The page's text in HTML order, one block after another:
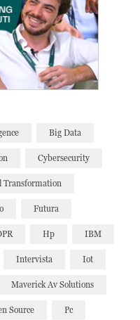
Big Data
Cybersecurity
Transformation
Futura
Hp IBM
Intervista Iot
Maverick Av Solutions
Source Pc